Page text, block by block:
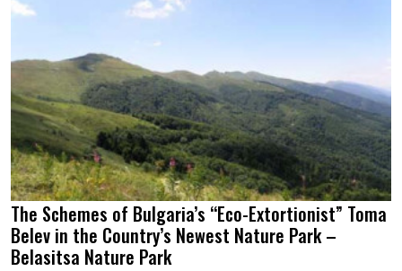
The Schemes of Bulgaria’s “Eco-Extortionist” Toma
Belev in the Country’s Newest Nature Park –
Belasitsa Nature Park